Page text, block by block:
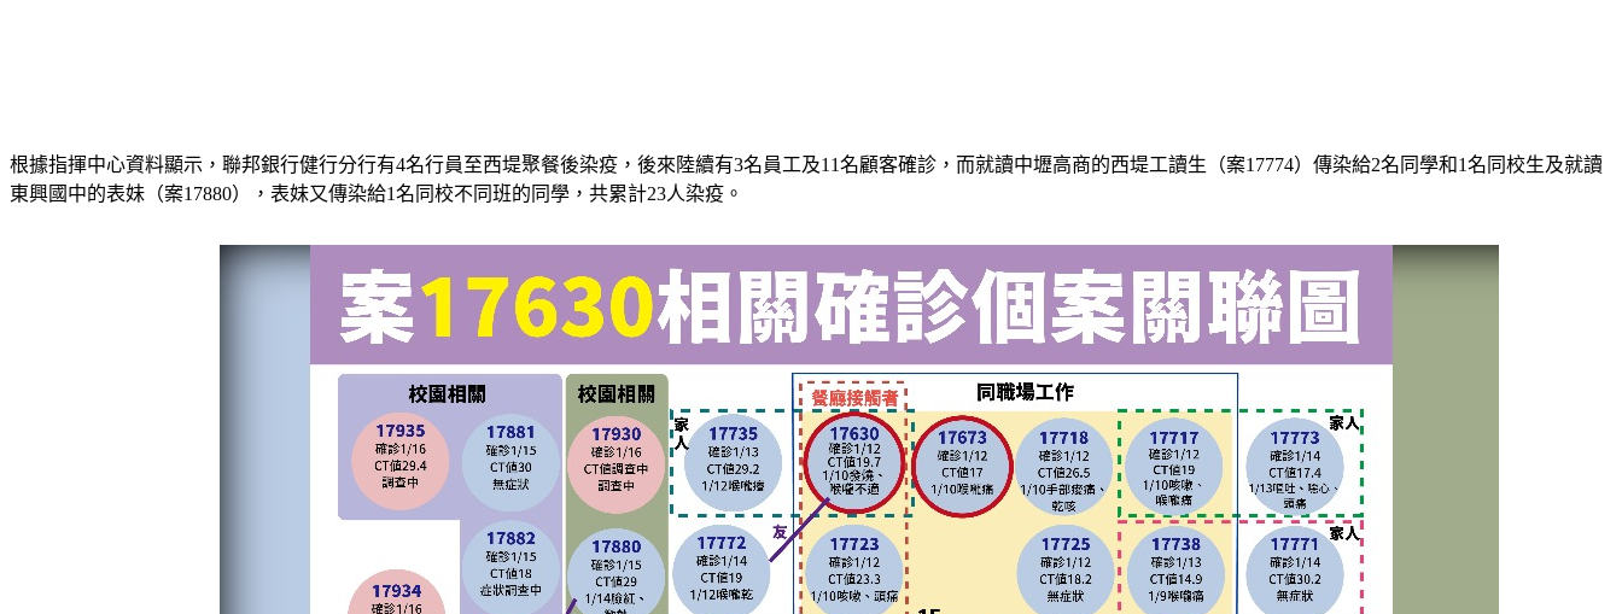
根據指揮中心資料顯示，聯邦銀行健行分行有4名行員至西堤聚餐後染疫，後來陸續有3名員工及11名顧客確診，而就讀中壢高商的西堤工讀生（案17774）傳染給2名同學和1名同校生及就讀
東興國中的表妹（案17880），表妹又傳染給1名同校不同班的同學，共累計23人染疫。